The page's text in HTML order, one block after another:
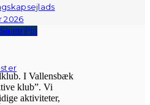
2026
(SI)
Share Pin
I Vallensbæk
klub”. Vi
aktiviteter,